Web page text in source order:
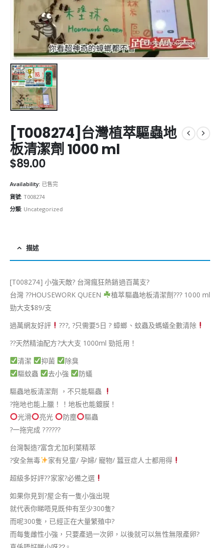
[T008274]台灣植萃驅蟲地
板清潔劑 1000 ml
$89.00
Availability: 已售完
貨號: T008274
分類: Uncategorized
描述
[T008274] 小強天敵?️ 台灣瘋狂熱銷過百萬支?
台灣??HOUSEWORK QUEEN 植萃驅蟲地板清潔劑?️?️?️ 1000 ml
勁大支$89/支
過萬網友好評
?️?️?️, ?只需要5日? 蟑螂、蚊蟲及螞蟻全數清除
??天然精油配方?大大支 1000ml 勁抵用！
清潔
抑菌
除臭
驅蚊蟲
去小強
防蟻
驅蟲地板清潔劑 ，不只能驅蟲
?️拖地也能上臘！！地板也能鍍膜！
光滑
亮光 防塵
驅蟲
?一拖完成??????
台灣製造?富含尤加利葉精萃
?安全無毒
家有兒童/ 孕婦/ 寵物/ 蠶豆症人士都用得
超級多好評??家家?必備之選
如果你見到?屋企有一隻小強出現
就代表你睇唔見既仲有至少300隻?
而呢300隻，已經正在大量繁殖中?
而每隻雌性小強，只要產過一次卵，以後就可以無性無限產卵?